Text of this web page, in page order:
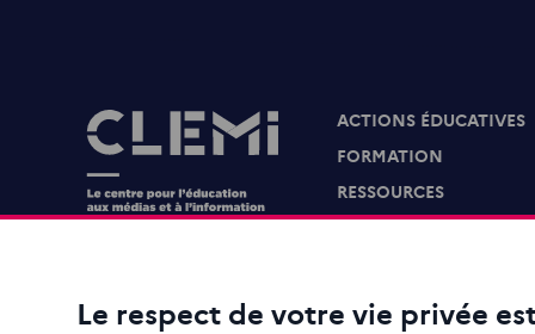
Images
ACTIONS ÉDUCATIVES
FORMATION
RESSOURCES
Le CLEMI
Le respect de votre vie privée